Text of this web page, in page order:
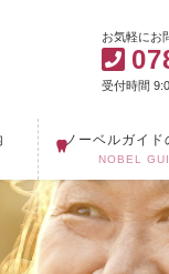
お気軽にお
受付時間
ノーベルガイド
NOBEL